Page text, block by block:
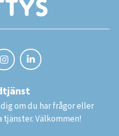
om du har frågor eller
Välkommen!